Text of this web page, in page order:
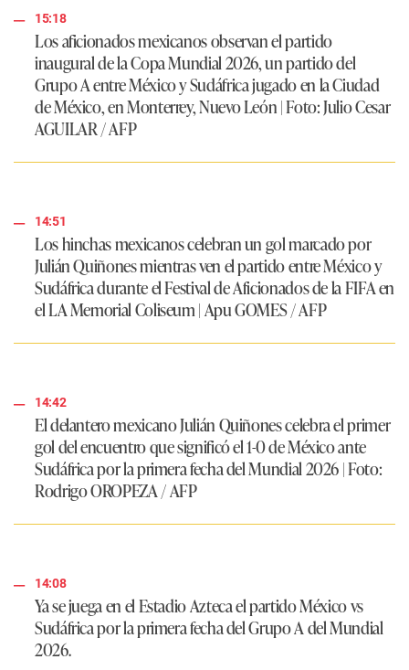
15:18
Los aficionados mexicanos observan el partido
inaugural de la Copa Mundial 2026, un partido del
Grupo A entre México y Sudáfrica jugado en la Ciudad
de México, en Monterrey, Nuevo León | Foto: Julio Cesar
AGUILAR / AFP
14:51
Los hinchas mexicanos celebran un gol marcado por
Julián Quiñones mientras ven el partido entre México y
Sudáfrica durante el Festival de Aficionados de la FIFA en
el LA Memorial Coliseum | Apu GOMES / AFP
14:42
El delantero mexicano Julián Quiñones celebra el primer
gol del encuentro que significó el 1-0 de México ante
Sudáfrica por la primera fecha del Mundial 2026 | Foto:
Rodrigo OROPEZA / AFP
14:08
Ya se juega en el Estadio Azteca el partido México vs
Sudáfrica por la primera fecha del Grupo A del Mundial
2026.